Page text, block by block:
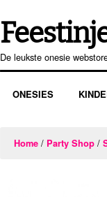
Ga
door
naar
Ga
direct
naar
inhoud
De leukste onesie
ONESIES
Home / Party Shop /